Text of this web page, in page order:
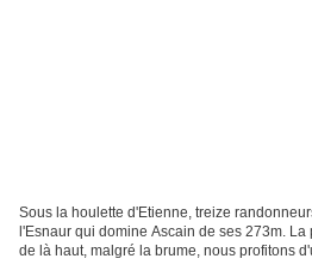
Sous la houlette d'Etienne, treize
l'Esnaur qui domine Ascain de ses 273m.
de là haut, malgré la brume, nous profitons